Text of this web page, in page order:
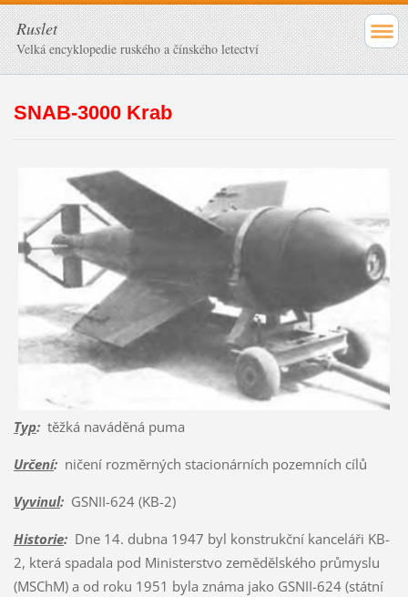
Ruslet
Velká encyklopedie ruského a čínského letectví
SNAB-3000 Krab
Typ:těžká naváděná puma
Určení:ničení rozměrných stacionárních pozemních cílů
Vyvinul:GSNII-624 (KB-2)
Historie:Dne 14. dubna 1947 byl konstrukční kanceláři KB-
2, která spadala pod Ministerstvo zemědělského průmyslu
(MSChM) a od roku 1951 byla známa jako GSNII-624 (státní